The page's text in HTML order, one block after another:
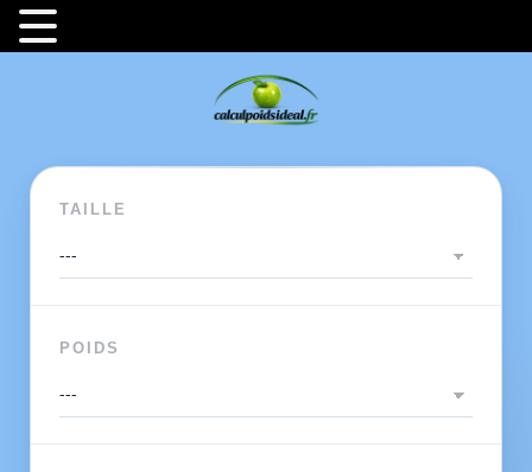
TAILLE
POIDS